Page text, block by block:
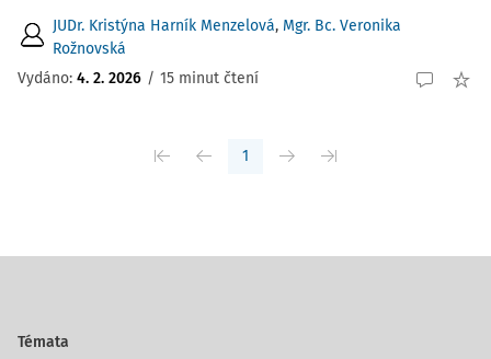
JUDr. Kristýna Harník Menzelová, Mgr. Bc. Veronika
Rožnovská
Vydáno: 4. 2. 2026 / 15 minut čtení
1
Témata